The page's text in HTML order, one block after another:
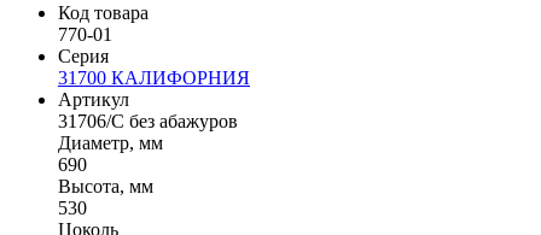
Код товара
770-01
Серия
31700 КАЛИФОРНИЯ
Артикул
31706/C без абажуров
Диаметр, мм
690
Высота, мм
530
Цоколь